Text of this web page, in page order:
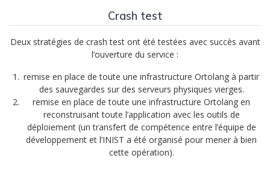
Crash test
Deux stratégies de crash test ont été testées avec succès avant
l’ouverture du service :
remise en place de toute une infrastructure Ortolang à partir
des sauvegardes sur des serveurs physiques vierges.
remise en place de toute une infrastructure Ortolang en
reconstruisant toute l’application avec les outils de
déploiement (un transfert de compétence entre l’équipe de
développement et l’INIST a été organisé pour mener à bien
cette opération).